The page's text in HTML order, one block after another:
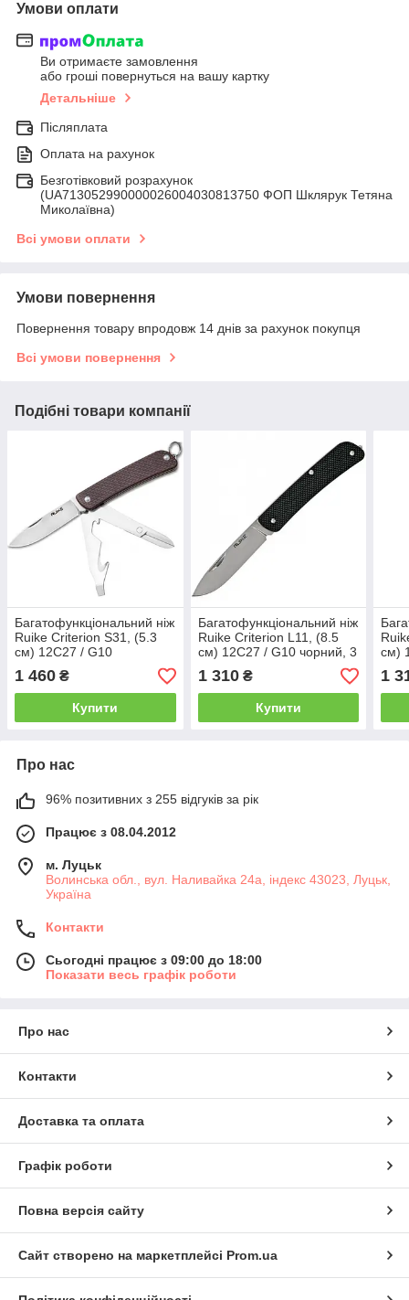
Умови оплати
Ви отримаєте замовлення
або гроші повернуться на вашу картку
Детальніше
Післяплата
Оплата на рахунок
Безготівковий розрахунок
(UA713052990000026004030813750 ФОП Шклярук Тетяна
Миколаївна)
Всі умови оплати
Умови повернення
Повернення товару впродовж 14 днів за рахунок покупця
Всі умови повернення
Подібні товари компанії
Багатофункціональний ніж
Ruike Criterion S31, (5.3
см) 12C27 / G10
1 460 ₴
Купити
Багатофункціональний ніж
Ruike Criterion L11, (8.5
см) 12C27 / G10 чорний, 3
1 310₴
Купити
см)
1
Про нас
96% позитивних з 255 відгуків за рік
Працює з 08.04.2012
м. Луцьк
Волинська обл., вул. Наливайка 24а, індекс 43023, Луцьк,
Україна
Контакти
Сьогодні працює з 09:00 до 18:00
Показати весь графік роботи
Про нас
Контакти
Доставка та оплата
Графік роботи
Повна версія сайту
Сайт створено на маркетплейсі Prom.ua